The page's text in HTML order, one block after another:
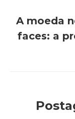
A moeda
faces: a